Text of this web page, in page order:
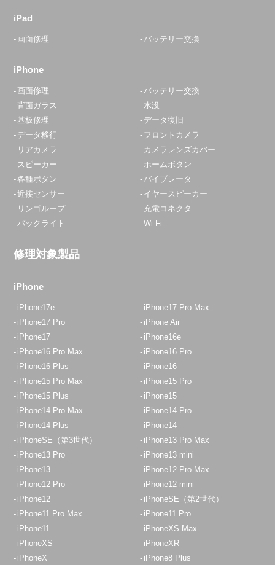
iPad
画面修理 バッテリー交換
iPhone
画面修理
バッテリー交換
背面ガラス
水没
基板修理
データ復旧
データ移行
フロントカメラ
リアカメラ
カメラレンズカバー
スピーカー
ホームボタン
各種ボタン
バイブレータ
近接センサー
イヤースピーカー
リンゴループ
充電コネクタ
バックライト
Wi-Fi
修理対象製品
iPhone
iPhone17e
iPhone17 Pro Max
iPhone17 Pro
iPhone Air
iPhone17
iPhone16e
iPhone16 Pro Max
iPhone16 Pro
iPhone16 Plus
iPhone16
iPhone15 Pro Max
iPhone15 Pro
iPhone15 Plus
iPhone15
iPhone14 Pro Max
iPhone14 Pro
iPhone14 Plus
iPhone14
iPhoneSE（第3世代）
iPhone13 Pro Max
iPhone13 Pro
iPhone13 mini
iPhone13
iPhone12 Pro Max
iPhone12 Pro
iPhone12 mini
iPhone12
iPhoneSE（第2世代）
iPhone11 Pro Max
iPhone11 Pro
iPhone11
iPhoneXS Max
iPhoneXS
iPhoneXR
iPhoneX
iPhone8 Plus